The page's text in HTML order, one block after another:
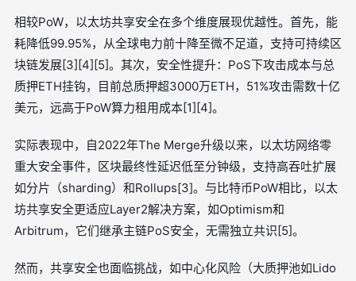
相较PoW，以太坊共享安全在多个维度展现优越性。首先，能
耗降低99.95%，从全球电力前十降至微不足道，支持可持续区
块链发展[3][4][5]。其次，安全性提升：PoS下攻击成本与总
质押ETH挂钩，目前总质押超3000万ETH，51%攻击需数十亿
美元，远高于PoW算力租用成本[1][4]。
实际表现中，自2022年The Merge升级以来，以太坊网络零
重大安全事件，区块最终性延迟低至分钟级，支持高吞吐扩展
如分片（sharding）和Rollups[3]。与比特币PoW相比，以太
坊共享安全更适应Layer2解决方案，如Optimism和
Arbitrum，它们继承主链PoS安全，无需独立共识[5]。
然而，共享安全也面临挑战，如中心化风险（大质押池如Lido